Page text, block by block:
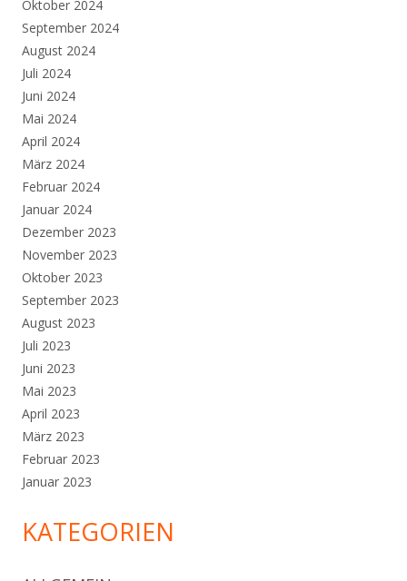
Oktober 2024
September 2024
August 2024
Juli 2024
Juni 2024
Mai 2024
April 2024
März 2024
Februar 2024
Januar 2024
Dezember 2023
November 2023
Oktober 2023
September 2023
August 2023
Juli 2023
Juni 2023
Mai 2023
April 2023
März 2023
Februar 2023
Januar 2023
KATEGORIEN